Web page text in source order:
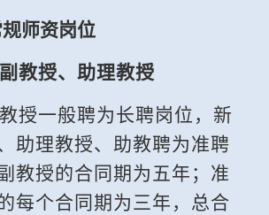
规师资岗位
教授、助理教授
授一般聘为长聘岗位，新
助理教授、助教聘为准聘
教授的合同期为五年；准
每个合同期为三年，总合